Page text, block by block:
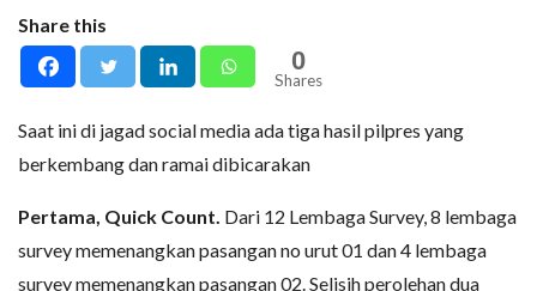
Share this
0
Shares
Saat ini di jagad social media ada tiga hasil pilpres yang
berkembang dan ramai dibicarakan
Pertama, Quick Count. Dari 12 Lembaga Survey, 8 lembaga
survey memenangkan pasangan no urut 01 dan 4 lembaga
survey memenangkan pasangan 02. Selisih perolehan dua